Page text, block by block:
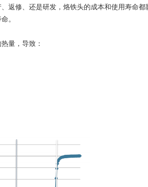
返修、还是研发，烙铁头的成本和使用寿命
。
量，导致：